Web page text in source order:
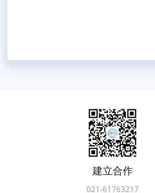
建立合作
021-61763217